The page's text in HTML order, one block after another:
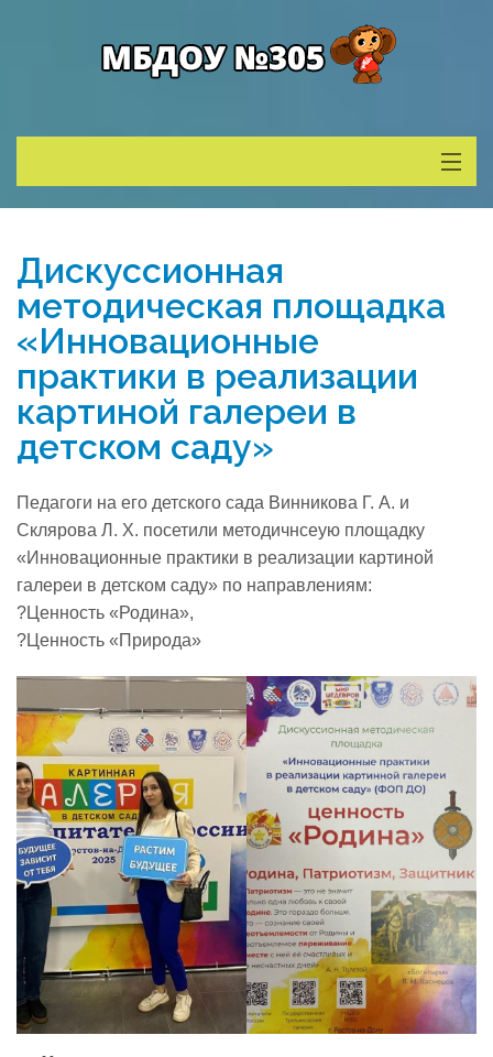
Деятельность
Родителям
Учитель года
Реализация соц заказа
Напишите нам
Дискуссионная
методическая площадка
«Инновационные
практики в реализации
картиной галереи в
детском саду»
Педагоги на его детского сада Винникова Г. А. и
Склярова Л. Х. посетили методичнсеую площадку
«Инновационные практики в реализации картиной
галереи в детском саду» по направлениям:
?️Ценность «Родина»,
?️Ценность «Природа»